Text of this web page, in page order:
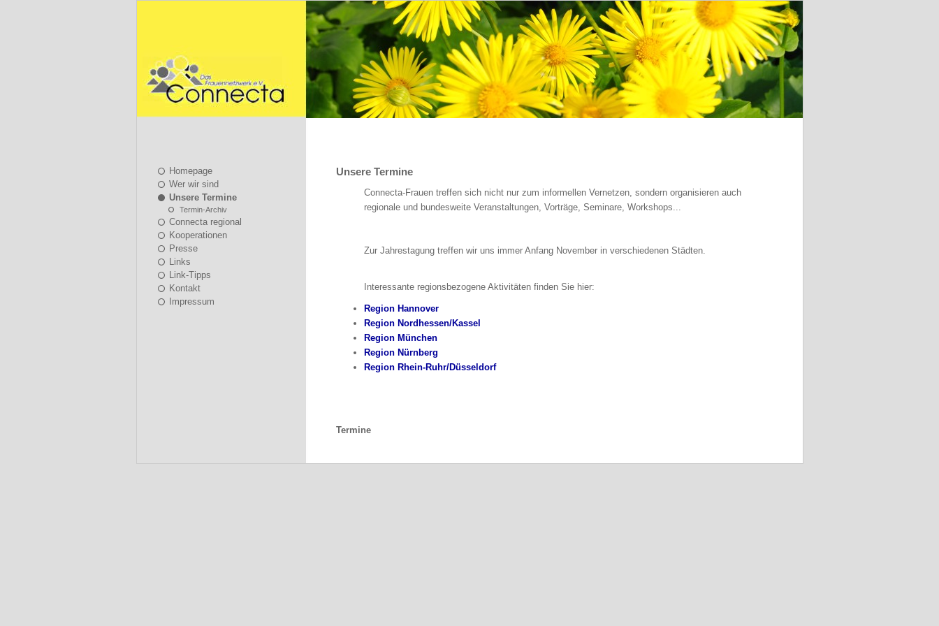
Homepage
Wer wir sind
Unsere Termine
Termin-Archiv
Connecta regional
Kooperationen
Presse
Links
Link-Tipps
Kontakt
Impressum
Unsere Termine
Connecta-Frauen treffen sich nicht nur zum informellen Vernetzen, sondern organisieren auch
regionale und bundesweite Veranstaltungen, Vorträge, Seminare, Workshops...
Zur Jahrestagung treffen wir uns immer Anfang November in verschiedenen Städten.
Interessante regionsbezogene Aktivitäten finden Sie hier:
Region Hannover
Region Nordhessen/Kassel
Region München
Region Nürnberg
Region Rhein-Ruhr/Düsseldorf
Termine